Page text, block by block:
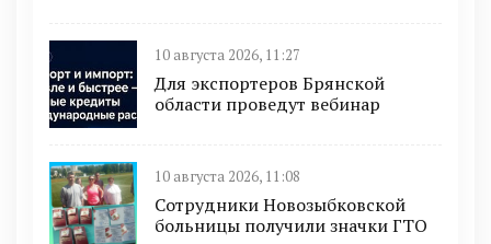
10 августа 2026, 11:27
Для экспортеров Брянской
области проведут вебинар
10 августа 2026, 11:08
Сотрудники Новозыбковской
больницы получили значки ГТО